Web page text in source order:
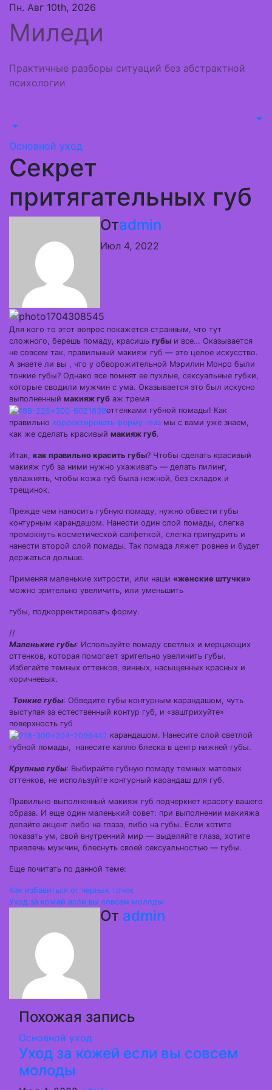
Перейти
содержимому
Пн. Авг 10th, 2026
Миледи
Практичные разборы ситуаций без абстрактной
психологии
Основной уход
Секрет
притягательных губ
Отadmin
Июл 4, 2022
Для кого то этот вопрос покажется странным, что тут
сложного, берешь помаду, красишь губы и все… Оказывается
не совсем так, правильный макияж губ — это целое искусство.
А знаете ли вы , что у обворожительной Мэрилин Монро были
тонкие губы? Однако все помнят ее пухлые, сексуальные губки,
которые сводили мужчин с ума. Оказывается это был искусно
выполненный макияж губ аж тремя
оттенками губной помады! Как
правильно корректировать форму глаз мы с вами уже знаем,
как же сделать красивый макияж губ.
Итак, как правильно красить губы? Чтобы сделать красивый
макияж губ за ними нужно ухаживать — делать пилинг,
увлажнять, чтобы кожа губ была нежной, без складок и
трещинок.
Прежде чем наносить губную помаду, нужно обвести губы
контурным карандашом. Нанести один слой помады, слегка
промокнуть косметической салфеткой, слегка припудрить и
нанести второй слой помады. Так помада ляжет ровнее и будет
держаться дольше.
Применяя маленькие хитрости, или наши «женские штучки»
можно зрительно увеличить, или уменьшить
губы, подкорректировать форму.
//
Маленькие губы: Используйте помаду светлых и мерцающих
оттенков, которая помогает зрительно увеличить губы.
Избегайте темных оттенков, винных, насыщенных красных и
коричневых.
Тонкие губы: Обведите губы контурным карандашом, чуть
выступая за естественный контур губ, и «заштрихуйте»
поверхность губ
карандашом. Нанесите слой светлой
губной помады, нанесите каплю блеска в центр нижней губы.
Крупные губы: Выбирайте губную помаду темных матовых
оттенков, не используйте контурный карандаш для губ.
Правильно выполненный макияж губ подчеркнет красоту вашего
образа. И еще один маленький совет: при выполнении макияжа
делайте акцент либо на глаза, либо на губы. Если хотите
показать ум, свой внутренний мир — выделяйте глаза, хотите
привлечь мужчин, блеснуть своей сексуальностью — губы.
Еще почитать по данной теме:
Навигация
записям
Как избавиться от черных точек
Уход за кожей если вы совсем молоды
От admin
Похожая запись
Основной уход
Уход за кожей если вы совсем
молоды